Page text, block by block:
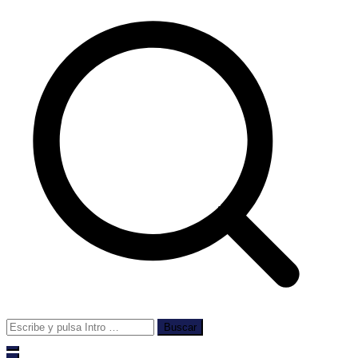
Buscar: